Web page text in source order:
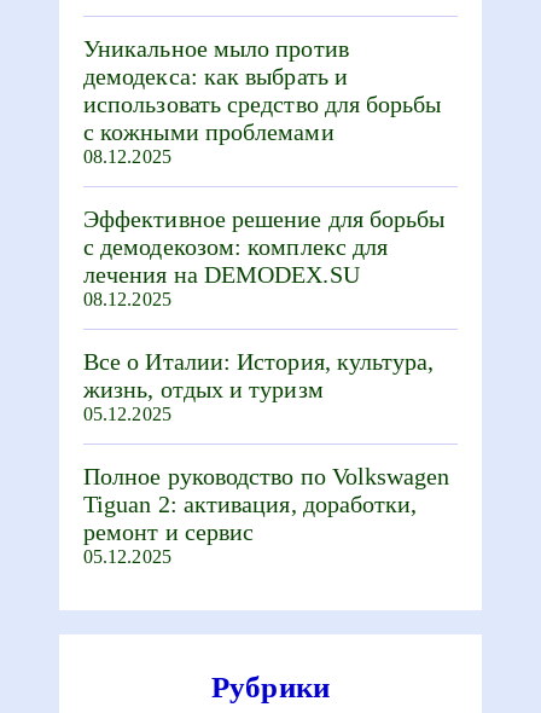
Уникальное мыло против
демодекса: как выбрать и
использовать средство для борьбы
с кожными проблемами
08.12.2025
Эффективное решение для борьбы
с демодекозом: комплекс для
лечения на DEMODEX.SU
08.12.2025
Все о Италии: История, культура,
жизнь, отдых и туризм
05.12.2025
Полное руководство по Volkswagen
Tiguan 2: активация, доработки,
ремонт и сервис
05.12.2025
Рубрики